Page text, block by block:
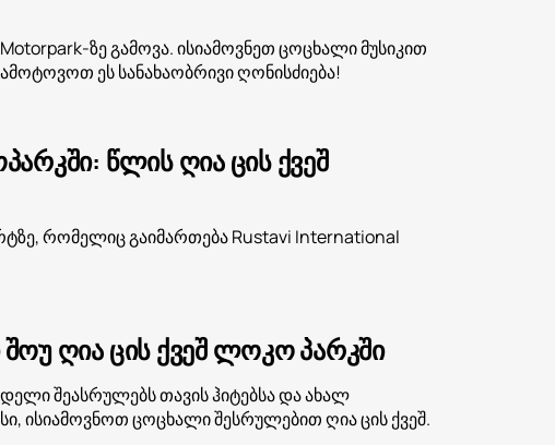
ზე გამოვა. ისიამოვნეთ ცოცხალი მუსიკით
ეს სანახაობრივი ღონისძიება!
წლის ღია ცის ქვეშ
რომელიც გაიმართება Rustavi International
ღია ცის ქვეშ ლოკო პარკში
შეასრულებს თავის ჰიტებსა და ახალ
ისიამოვნოთ ცოცხალი შესრულებით ღია ცის ქვეშ.